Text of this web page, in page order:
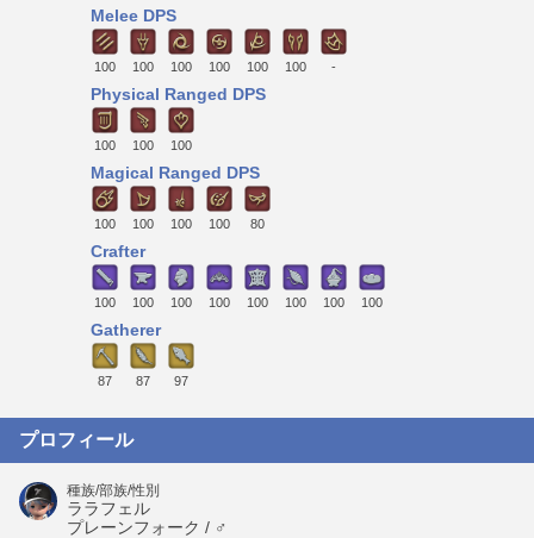
Melee DPS
100 100 100 100 100 100 -
Physical Ranged DPS
100 100 100
Magical Ranged DPS
100 100 100 100 80
Crafter
100 100 100 100 100 100 100 100
Gatherer
87 87 97
プロフィール
種族/部族/性別
ララフェル
プレーンフォーク / ♂